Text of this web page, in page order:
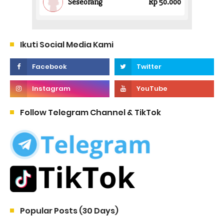
Ikuti Social Media Kami
Follow Telegram Channel & TikTok
Popular Posts (30 Days)